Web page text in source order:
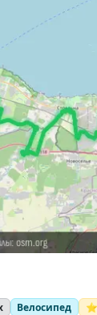
Велосипед